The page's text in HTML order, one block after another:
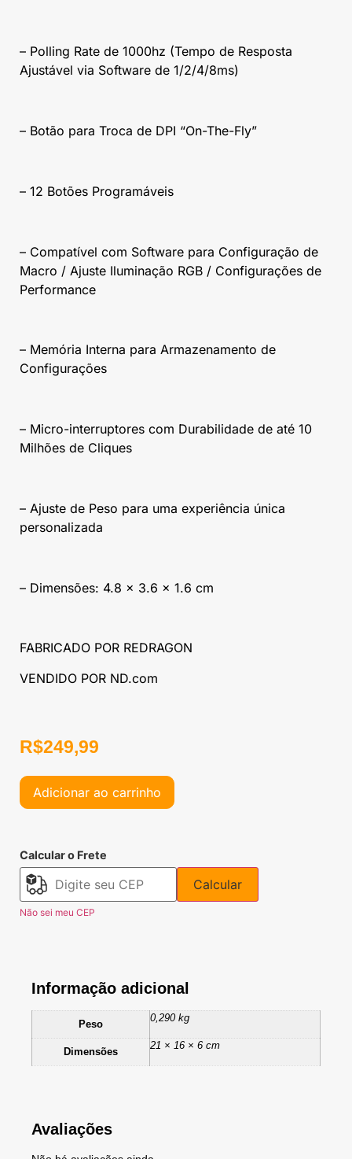
– Polling Rate de 1000hz (Tempo de Resposta
Ajustável via Software de 1/2/4/8ms)
– Botão para Troca de DPI “On-The-Fly”
– 12 Botões Programáveis
– Compatível com Software para Configuração de
Macro / Ajuste Iluminação RGB / Configurações de
Performance
– Memória Interna para Armazenamento de
Configurações
– Micro-interruptores com Durabilidade de até 10
Milhões de Cliques
– Ajuste de Peso para uma experiência única
personalizada
– Dimensões: 4.8 x 3.6 x 1.6 cm
FABRICADO POR REDRAGON
VENDIDO POR ND.com
R$249,99
Adicionar ao carrinho
Calcular o Frete
Calcular
Não sei meu CEP
Informação adicional
Peso
0,290 kg
Dimensões
21 × 16 × 6 cm
Avaliações